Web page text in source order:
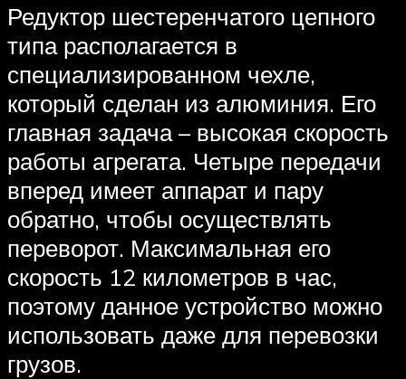
Редуктор шестеренчатого цепного
типа располагается в
специализированном чехле,
который сделан из алюминия. Его
главная задача – высокая скорость
работы агрегата. Четыре передачи
вперед имеет аппарат и пару
обратно, чтобы осуществлять
переворот. Максимальная его
скорость 12 километров в час,
поэтому данное устройство можно
использовать даже для перевозки
грузов.